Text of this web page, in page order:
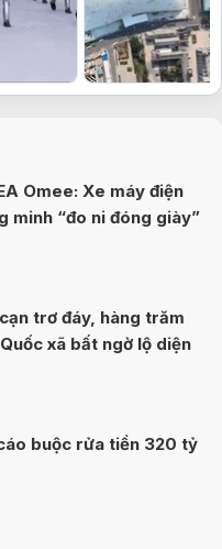
Omee: Xe máy điện
minh “đo ni đóng giày”
trơ đáy, hàng trăm
xã bất ngờ lộ diện
buộc rửa tiền 320 tỷ